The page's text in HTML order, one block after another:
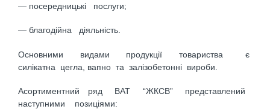
— посередницькі послуги;
— благодійна діяльність.
Основними видами продукції товариства є
силікатна цегла, вапно та залізобетонні вироби.
Асортиментний ряд ВАТ “ЖКСВ” представлений
наступними позиціями: